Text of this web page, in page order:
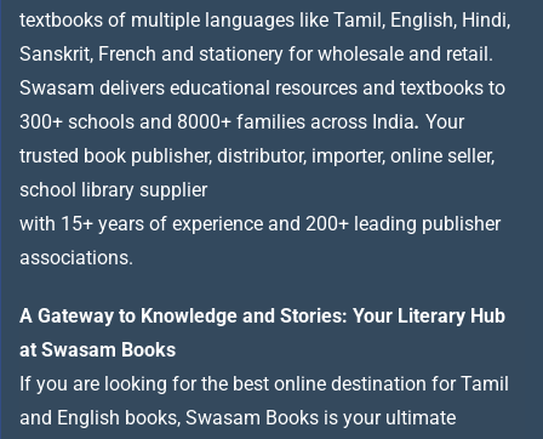
textbooks of multiple languages like Tamil, English, Hindi,
Sanskrit, French and stationery for wholesale and retail.
Swasam delivers educational resources and textbooks to
300+ schools and 8000+ families across India. Your
trusted book publisher, distributor, importer, online seller,
school library supplier
with 15+ years of experience and 200+ leading publisher
associations.
A Gateway to Knowledge and Stories: Your Literary Hub
at Swasam Books
If you are looking for the best online destination for Tamil
and English books, Swasam Books is your ultimate